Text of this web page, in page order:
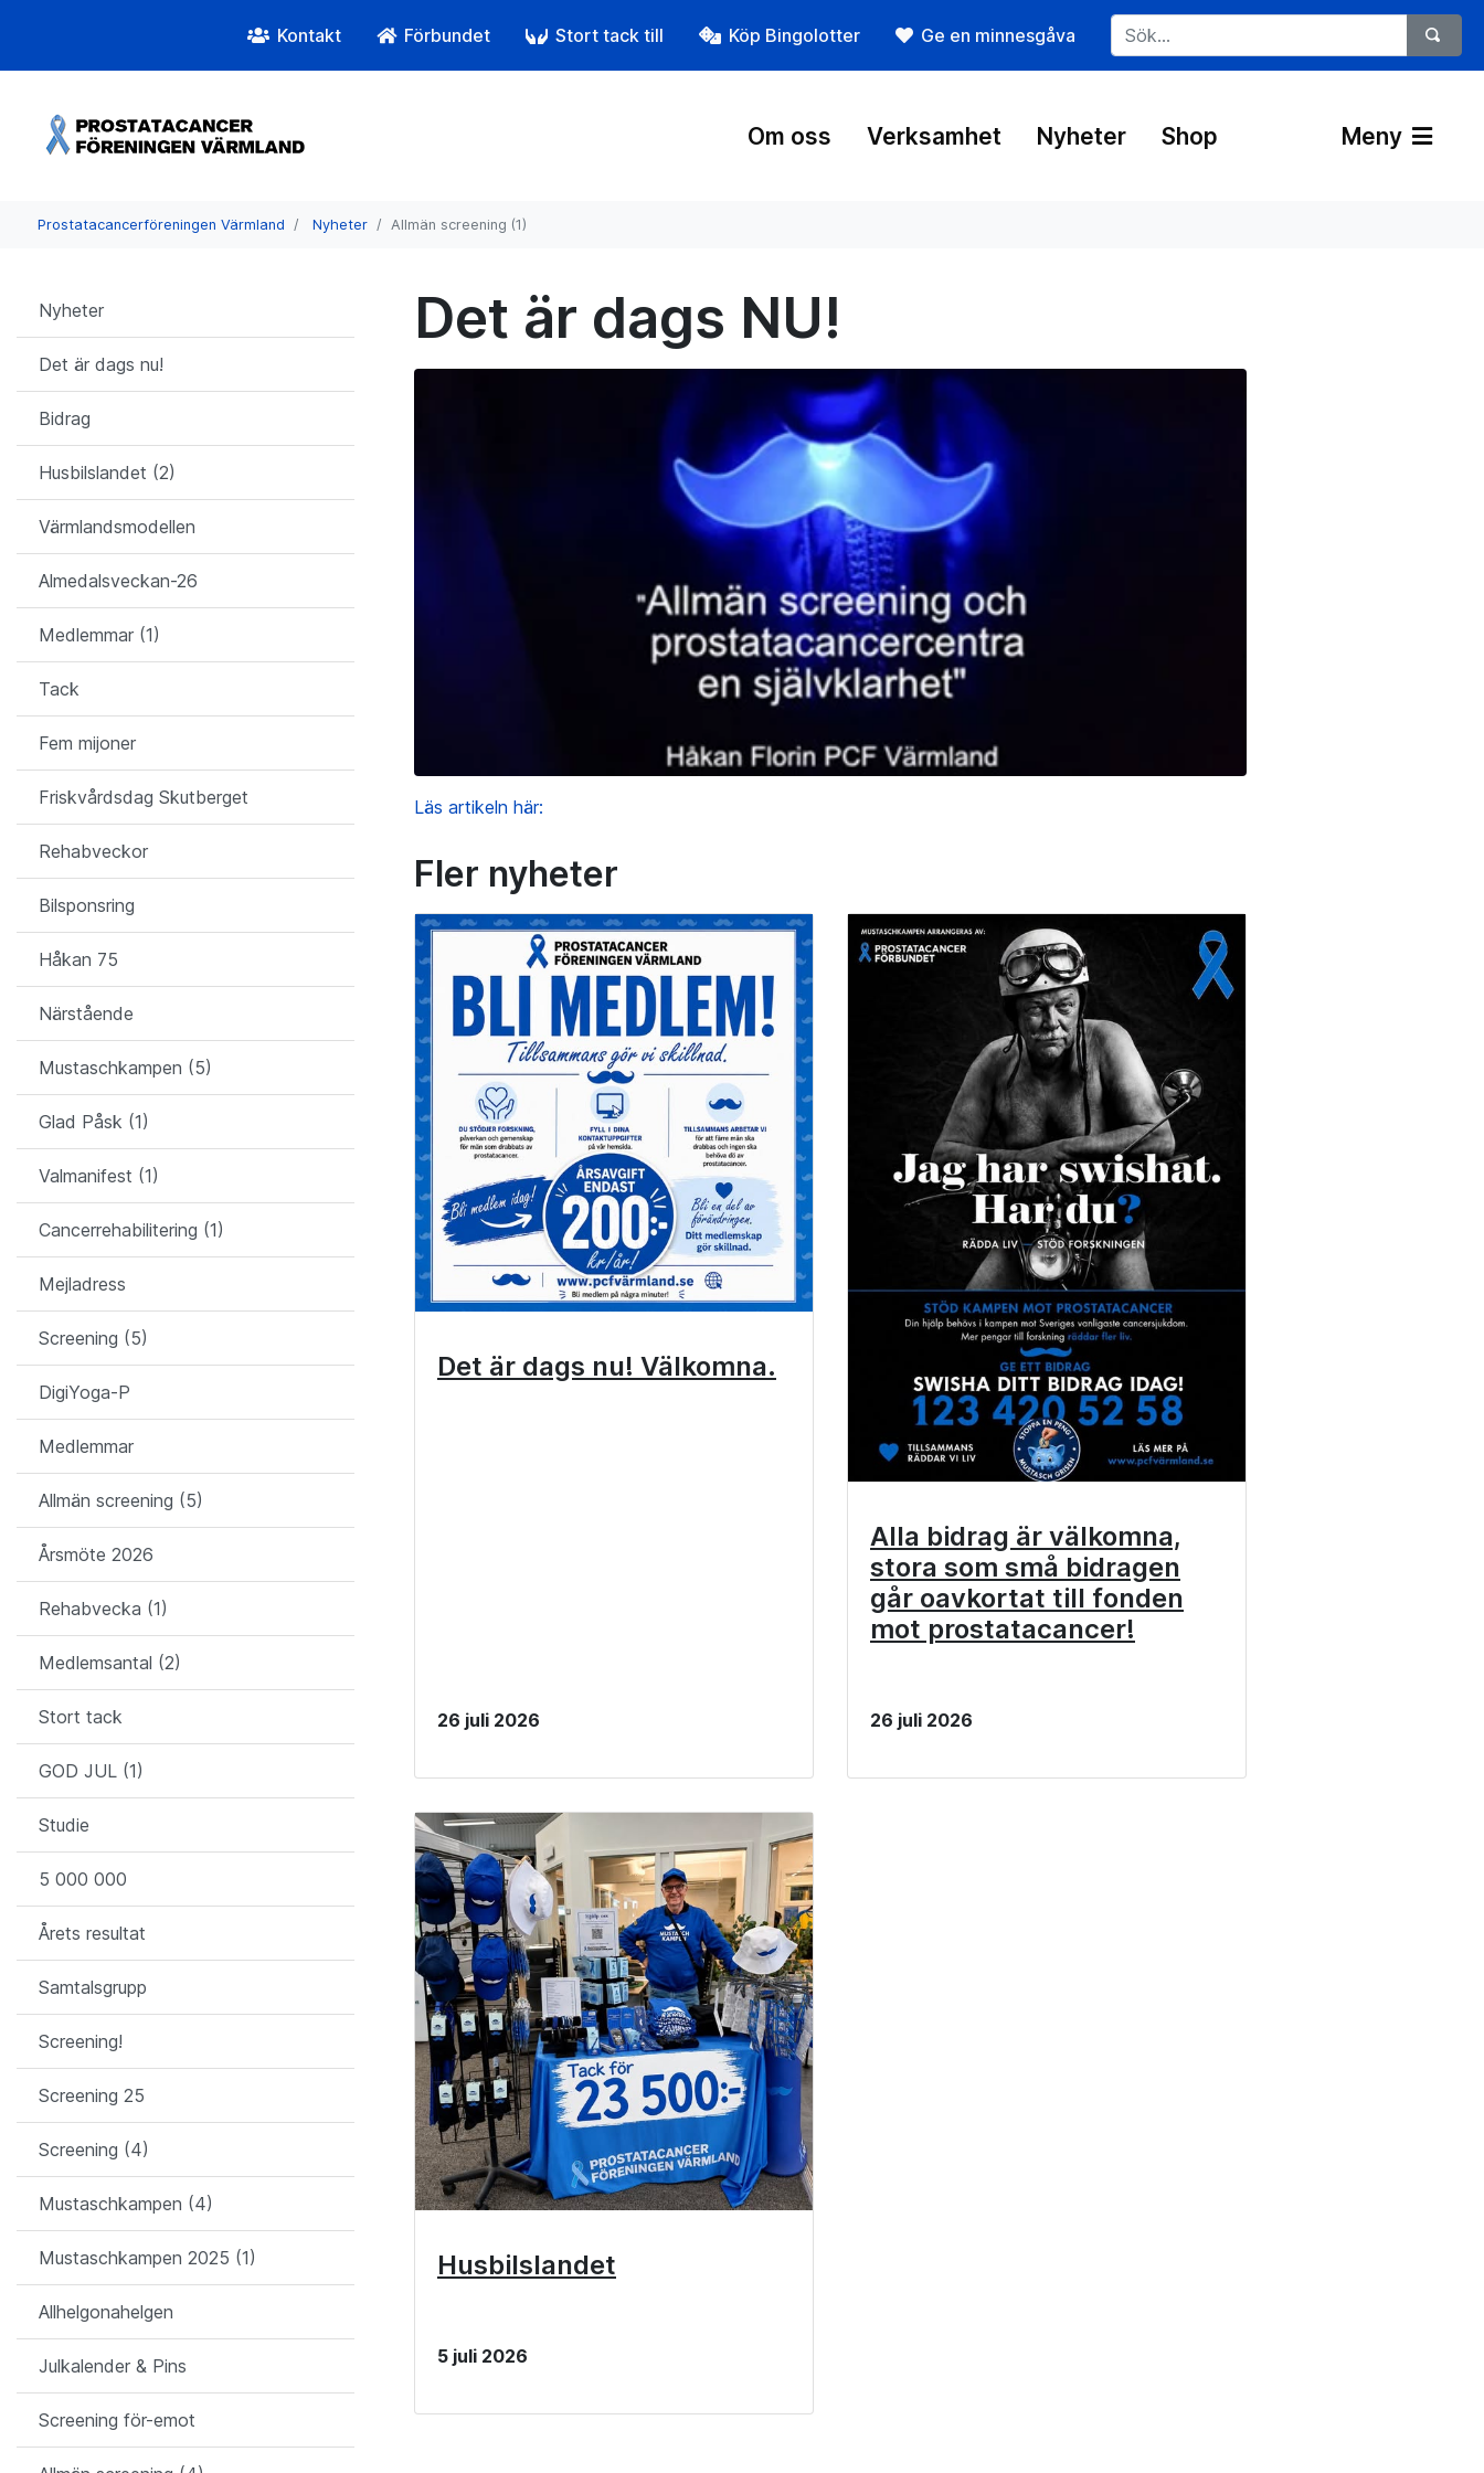
Kontakt Förbundet Stort tack till Köp Bingolotter Ge en minnesgåva
Om oss Verksamhet Nyheter Shop Meny
Prostatacancerföreningen Värmland Nyheter Allmän screening (1)
Nyheter
Det är dags nu!
Bidrag
Husbilslandet (2)
Värmlandsmodellen
Almedalsveckan-26
Medlemmar (1)
Tack
Fem mijoner
Friskvårdsdag Skutberget
Rehabveckor
Bilsponsring
Håkan 75
Närstående
Mustaschkampen (5)
Glad Påsk (1)
Valmanifest (1)
Cancerrehabilitering (1)
Mejladress
Screening (5)
DigiYoga-P
Medlemmar
Allmän screening (5)
Årsmöte 2026
Rehabvecka (1)
Medlemsantal (2)
Stort tack
GOD JUL (1)
Studie
5 000 000
Årets resultat
Samtalsgrupp
Screening!
Screening 25
Screening (4)
Mustaschkampen (4)
Mustaschkampen 2025 (1)
Allhelgonahelgen
Julkalender & Pins
Screening för-emot
Det är dags NU!
Läs artikeln här:
Fler nyheter
Det är dags nu! Välkomna.
26 juli 2026
Alla bidrag är välkomna,
stora som små bidragen
går oavkortat till fonden
mot prostatacancer!
26 juli 2026
Husbilslandet
5 juli 2026